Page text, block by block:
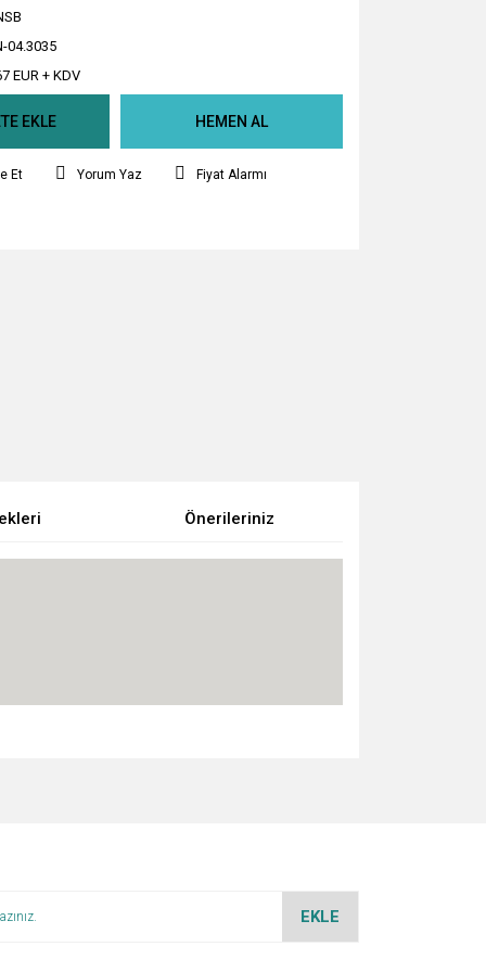
04.3035
EUR + KDV
EKLE HEMEN AL
Et Yorum Yaz Fiyat Alarmı
Önerileriniz
EKLE